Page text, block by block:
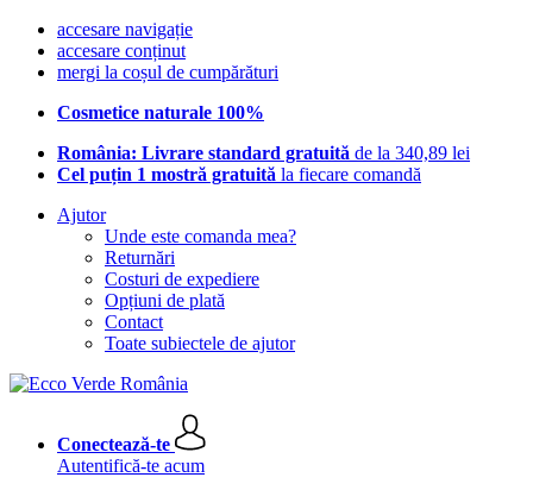
accesare navigație
accesare conținut
mergi la coșul de cumpărături
Cosmetice naturale 100%
România: Livrare standard gratuită de la 340,89 lei
Cel puțin 1 mostră gratuită la fiecare comandă
Ajutor
Unde este comanda mea?
Returnări
Costuri de expediere
Opțiuni de plată
Contact
Toate subiectele de ajutor
Conectează-te
Autentifică-te acum